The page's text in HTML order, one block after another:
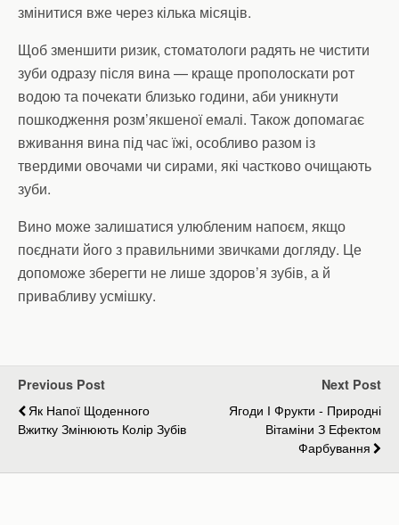
змінитися вже через кілька місяців.
Щоб зменшити ризик, стоматологи радять не чистити
зуби одразу після вина — краще прополоскати рот
водою та почекати близько години, аби уникнути
пошкодження розм’якшеної емалі. Також допомагає
вживання вина під час їжі, особливо разом із
твердими овочами чи сирами, які частково очищають
зуби.
Вино може залишатися улюбленим напоєм, якщо
поєднати його з правильними звичками догляду. Це
допоможе зберегти не лише здоров’я зубів, а й
привабливу усмішку.
Previous Post
Як Напої Щоденного
Вжитку Змінюють Колір Зубів
Next Post
Ягоди І Фрукти - Природні
Вітаміни З Ефектом
Фарбування